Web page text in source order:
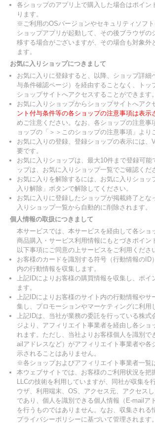
各ショップのアプリ上で購入した場合はポイン
ります。
※ご利用のOSバージョンやセキュリティソフ
ショップアプリが起動して、その後ブラウザの
移する場合がございますが、その場合も対象外
ます。
お気に入りショップにつきまして
お気に入りに登録すると、以降、ショップ詳細
与条件確認ページ）を経由することなく、トッ
ショップサイトへアクセスすることができます。
お気に入りショップからショップサイトへアク
ント付与条件等の各ショップの注意事項は表示
めご注意ください。なお、各ショップの注意事
ョップの「＞＞このショップの注意事項」より
お気に入りの登録、登録ショップの表示には、
要です。
お気に入りショップは、最大10件まで登録可能
ップは、お気に入りショップ一覧でご確認くだ
お気に入りを解除するには、お気に入りショッ
入り解除」ボタンで解除してください。
お気に入りに登録したショップが掲載終了とな
入りショップ一覧から自動的に削除されます。
個人情報の取扱につきまして
本サービスでは、本サービスを経由して各ショ
商品購入・サービス利用情報にもとづきポイン
以下事項にご同意の上サービスをご利用くださ
お客様のカードを識別する符号（行動情報のID
内の行動情報を収集します。
上記IDによりお客様の購買情報を収集し、ポイ
ます。
上記IDによりお客様のサイト内の行動情報やサ
集し、プロモーションやマーケティングに利用
上記IDは、当社が業務の委託を行っている株式
ジより、アフィリエイト事業者を経由し各シ
れます。ただし、当社よりお客様個人を識別で
ailアドレスなど）がアフィリエイト事業者や各
示されることはありません。
※各ショップおよびアフィリエイト事業者一覧
本ウェブサイトでは、お客様のご利用状況を把
LLCの技術を利用していますが、同社が収集を
ウザ、利用端末、OS、アクセス元、アクセス
であり、個人を識別できる個人情報（E-mailア
を行うものではありません。なお、収集される
プライバシーポリシーに基づいて管理されます。